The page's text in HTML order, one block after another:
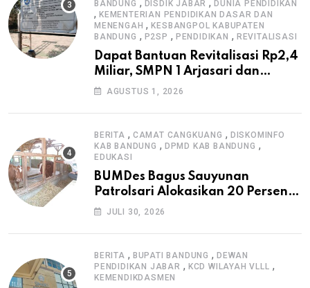
BANDUNG
DISDIK JABAR DUNIA PENDIDIKAN
, KEMENTERIAN PENDIDIKAN DASAR DAN
MENENGAH ,KESBANGPOL KABUPATEN
BANDUNG , P2SP , PENDIDIKAN , REVITALISASI
Dapat Bantuan Revitalisasi Rp2,4
Miliar, SMPN 1 Arjasari dan
Masyarakat Sambut Antusias
AGUSTUS 1, 2026
BERITA , CAMAT CANGKUANG , DISKOMINFO
KAB BANDUNG , DPMD KAB BANDUNG ,
EDUKASI
BUMDes Bagus Sauyunan
Patrolsari Alokasikan 20 Persen
Dana Desa untuk Ketahanan
JULI 30, 2026
BERITA , BUPATI BANDUNG ,DEWAN
PENDIDIKAN JABAR , KCD WILAYAH VLLL ,
KEMENDIKDASMEN